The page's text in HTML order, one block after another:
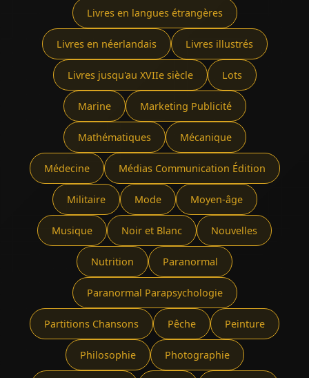
Livres en langues étrangères
Livres en néerlandais Livres illustrés
Livres jusqu'au XVIIe siècle Lots
Marine Marketing Publicité
Mathématiques Mécanique
Médecine Médias Communication Édition
Militaire Mode Moyen-âge
Musique Noir et Blanc Nouvelles
Nutrition Paranormal
Paranormal Parapsychologie
Partitions Chansons Pêche Peinture
Philosophie Photographie